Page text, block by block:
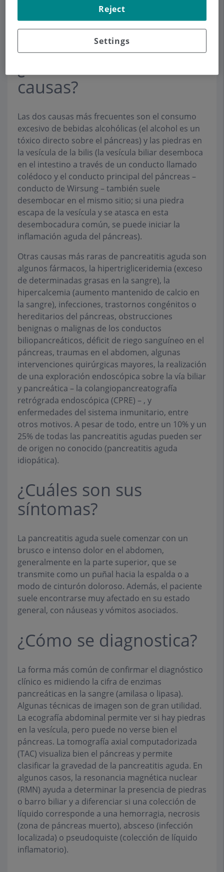
(moléculas que ayudan a digerir los alimentos) en
el propio páncreas en lugar de hacerlo en el
causas?
Las dos causas más frecuentes son el consumo
excesivo de bebidas alcohólicas (el alcohol es un
tóxico directo sobre el páncreas) y las piedras en
la vesícula de la bilis (la vesícula biliar desemboca
en el intestino a través de un conducto llamado
colédoco y el conducto principal del páncreas –
conducto de Wirsung – también suele
desembocar en el mismo sitio; si una piedra
escapa de la vesícula y se atasca en esta
desembocadura común, se puede iniciar la
inflamación aguda del páncreas).
Otras causas más raras de pancreatitis aguda son
algunos fármacos, la hipertrigliceridemia (exceso
de determinadas grasas en la sangre), la
hipercalcemia (aumento mantenido de calcio en
la sangre), infecciones, trastornos congénitos o
hereditarios del páncreas, obstrucciones
benignas o malignas de los conductos
biliopancreáticos, déficit de riego sanguíneo en el
páncreas, traumas en el abdomen, algunas
intervenciones quirúrgicas mayores, la realización
de una exploración endoscópica sobre la vía biliar
y pancreática – la colangiopancreatografía
retrógrada endoscópica (CPRE) – , y
enfermedades del sistema inmunitario, entre
otros motivos. A pesar de todo, entre un 10% y un
25% de todas las pancreatitis agudas pueden ser
de origen no conocido (pancreatitis aguda
idiopática).
¿Cuáles son sus
síntomas?
La pancreatitis aguda suele comenzar con un
brusco e intenso dolor en el abdomen,
generalmente en la parte superior, que se
transmite como un puñal hacia la espalda o a
modo de cinturón doloroso. Además, el paciente
suele encontrarse muy afectado en su estado
general, con náuseas y vómitos asociados.
¿Cómo se diagnostica?
La forma más común de confirmar el diagnóstico
clínico es midiendo la cifra de enzimas
pancreáticas en la sangre (amilasa o lipasa).
Algunas técnicas de imagen son de gran utilidad.
La ecografía abdominal permite ver si hay piedras
en la vesícula, pero puede no verse bien el
páncreas. La tomografía axial computadorizada
(TAC) visualiza bien el páncreas y permite
clasificar la gravedad de la pancreatitis aguda. En
algunos casos, la resonancia magnética nuclear
(RMN) ayuda a determinar la presencia de piedras
o barro biliar y a diferenciar si una colección de
líquido corresponde a una hemorragia, necrosis
(zona de páncreas muerto), absceso (infección
localizada) o pseudoquiste (colección de líquido
inflamatorio).
Settings
Reject